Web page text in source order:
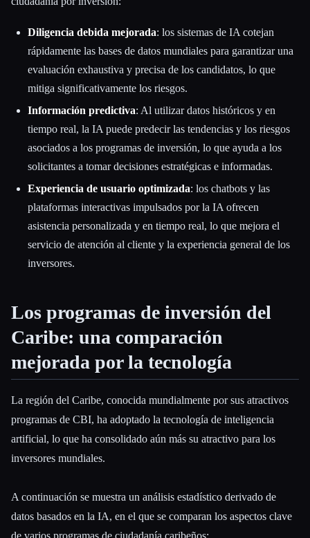
Diligencia debida mejorada: los sistemas de IA cotejan
rápidamente las bases de datos mundiales para garantizar una
evaluación exhaustiva y precisa de los candidatos, lo que
mitiga significativamente los riesgos.
Información predictiva: Al utilizar datos históricos y en
tiempo real, la IA puede predecir las tendencias y los riesgos
asociados a los programas de inversión, lo que ayuda a los
solicitantes a tomar decisiones estratégicas e informadas.
Experiencia de usuario optimizada: los chatbots y las
plataformas interactivas impulsados por la IA ofrecen
asistencia personalizada y en tiempo real, lo que mejora el
servicio de atención al cliente y la experiencia general de los
inversores.
Los programas de inversión del
Caribe: una comparación
mejorada por la tecnología
La región del Caribe, conocida mundialmente por sus atractivos
programas de CBI, ha adoptado la tecnología de inteligencia
artificial, lo que ha consolidado aún más su atractivo para los
inversores mundiales.
A continuación se muestra un análisis estadístico derivado de
datos basados en la IA, en el que se comparan los aspectos clave